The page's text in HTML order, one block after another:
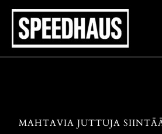
Siirry
sisältöön
MAHTAVIA JUTTUJA